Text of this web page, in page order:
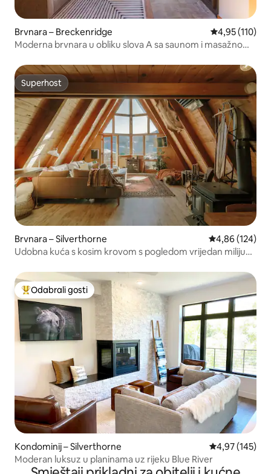
Brvnara – Breckenridge Prosječna
4,95 (110)
Moderna brvnara u obliku slova A sa saunom i masažnom
Superhost
Superhost
Brvnara – Silverthorne Prosječna
4,86 (124)
Udobna kuća s kosim krovom s pogledom vrijedan milijun
Među najviše rangiranima s oznakom „Odabrali gosti”
Odabrali gosti
Kondominij – Silverthorne Prosječna
4,97 (145)
Moderan luksuz u planinama uz rijeku Blue River